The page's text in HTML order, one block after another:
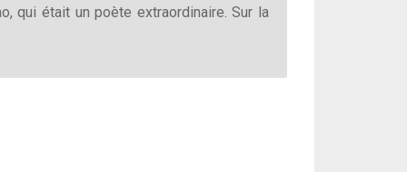
qui était un poète extraordinaire. Sur la